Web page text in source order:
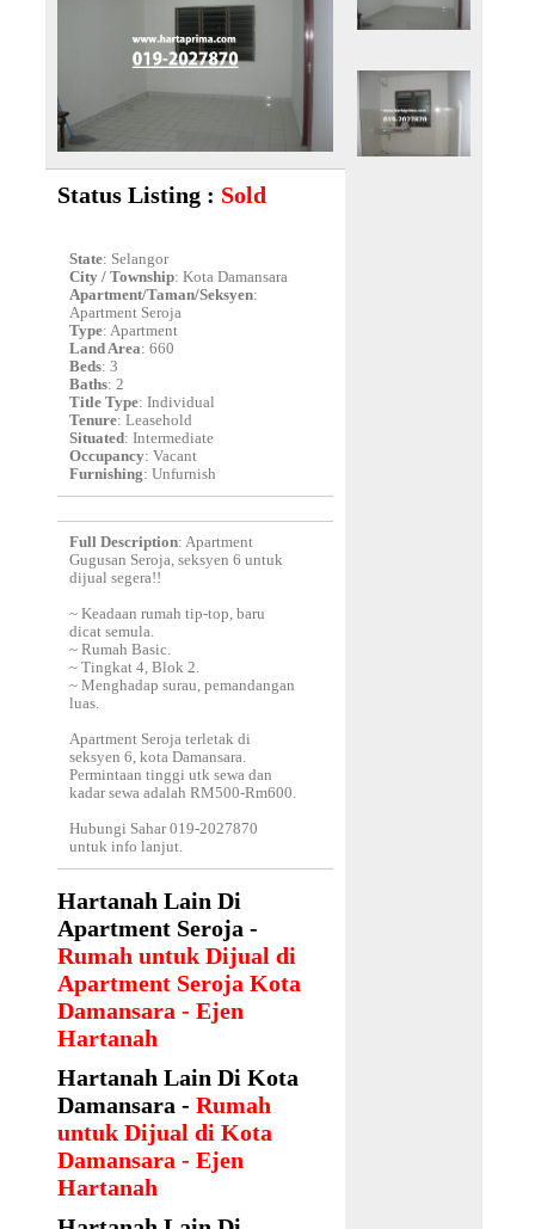
Status Listing : Sold
State: Selangor
City / Township: Kota Damansara
Apartment/Taman/Seksyen:
Apartment Seroja
Type: Apartment
Land Area: 660
Beds: 3
Baths: 2
Title Type: Individual
Tenure: Leasehold
Situated: Intermediate
Occupancy: Vacant
Furnishing: Unfurnish
Full Description: Apartment
Gugusan Seroja, seksyen 6 untuk
dijual segera!!
~ Keadaan rumah tip-top, baru
dicat semula.
~ Rumah Basic.
~ Tingkat 4, Blok 2.
~ Menghadap surau, pemandangan
luas.
Apartment Seroja terletak di
seksyen 6, kota Damansara.
Permintaan tinggi utk sewa dan
kadar sewa adalah RM500-Rm600.
Hubungi Sahar 019-2027870
untuk info lanjut.
Hartanah Lain Di
Apartment Seroja -
Rumah untuk Dijual di
Apartment Seroja Kota
Damansara - Ejen
Hartanah
Hartanah Lain Di Kota
Damansara -Rumah
untuk Dijual di Kota
Damansara - Ejen
Hartanah